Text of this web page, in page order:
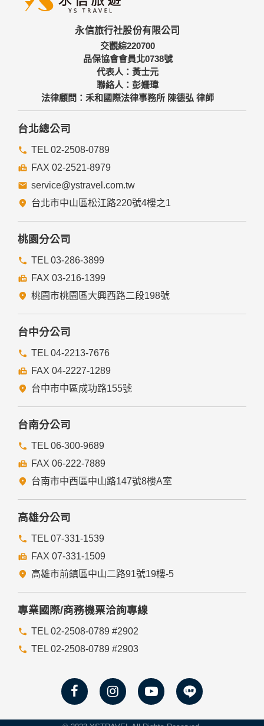
三、資料之保護
備及必要的安全防護措施，加以保護網站及您的個人資料採用
嚴格的保護措施，只由經過授權的人員才能接觸您的個人資
料，相關處理人員皆簽有保密合約，如有違反保密義務者，將
會受到相關的法律處分。
如因業務需要有必要委託其他單位提供服務時，本網站亦會嚴
格要求其遵守保密義務，並且採取必要檢查程序以確定其將確
實遵守。
四、網站對外的相關連結
提供的連結，點選進入其他網站。但該連結網站不適用本網站
的隱私權保護政策，您必須參考該連結網站中的隱私權保護政
策。
五、與第三人共用個人資料之政策
本網站絕不會提供、交換、出租或出售任何您的個人資料給其
他個人、團體、私人企業或公務機關，但有法律依據或合約義
務者，不在此限。
前項但書之情形包括不限於：
經由您書面同意。
法律明文規定。
與公務機關或學術研究機構合作，基於公共利益為統計或學術
研究而有必要，且資料經過提供者處理或蒐集者依其揭露方式
無從識別特定之當事人。
當您在網站的行為，違反服務條款或可能損害或妨礙網站與其
揭露您的個人資料是為了辨識、聯絡或採取法律行動所必要
者。
本網站委託廠商協助蒐集、處理或利用您的個人資料時，將對
委外廠商或個人善盡監督管理之責。
六、Cookie之使用
為了提供您最佳的服務，本網站會在您的電腦中放置並取用我
們的Cookie，若您不願接受Cookie的寫入，您可在您使用的
瀏覽器功能項中設定隱私權等級為高，即可拒絕Cookie的寫
七、隱私權保護政策之修正
款將刊登於網站上。
永信旅行社股份有限公司
交觀綜220700
品保協會會員北0738號
代表人：黃士元
聯絡人：彭姍瑋
法律顧問：禾和國際法律事務所 陳德弘 律師
台北總公司
TEL 02-2508-0789
FAX 02-2521-8979
service@ystravel.com.tw
台北市中山區松江路220號4樓之1
桃園分公司
TEL 03-286-3899
FAX 03-216-1399
桃園市桃園區大興西路二段198號
台中分公司
TEL 04-2213-7676
FAX 04-2227-1289
台中市中區成功路155號
台南分公司
TEL 06-300-9689
FAX 06-222-7889
台南市中西區中山路147號8樓A室
高雄分公司
TEL 07-331-1539
FAX 07-331-1509
高雄市前鎮區中山二路91號19樓-5
專業國際/商務機票洽詢專線
TEL 02-2508-0789 #2902
TEL 02-2508-0789 #2903